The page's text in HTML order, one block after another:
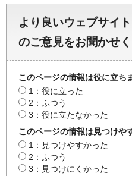
より良いウェブサイ
のご意見をお聞かせ
このページの情報は役に立ち
1：役に立った
2：ふつう
3：役に立たなかった
このページの情報は見つけや
1：見つけやすかった
2：ふつう
3：見つけにくかった